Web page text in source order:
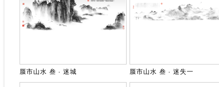
蜃市山水 叁 · 迷城 蜃市山水 叁 · 迷失一